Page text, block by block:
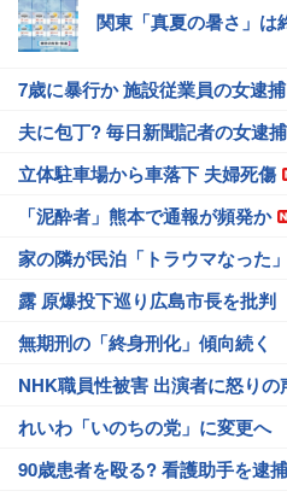
関東「真夏の暑さ」は
7歳に暴行か 施設従業員の女逮捕
夫に包丁? 毎日新聞記者の女逮捕
立体駐車場から車落下 夫婦死傷
「泥酔者」熊本で通報が頻発か
家の隣が民泊「トラウマなった」
露 原爆投下巡り広島市長を批判
無期刑の「終身刑化」傾向続く
NHK職員性被害 出演者に怒りの
れいわ「いのちの党」に変更へ
90歳患者を殴る? 看護助手を逮捕